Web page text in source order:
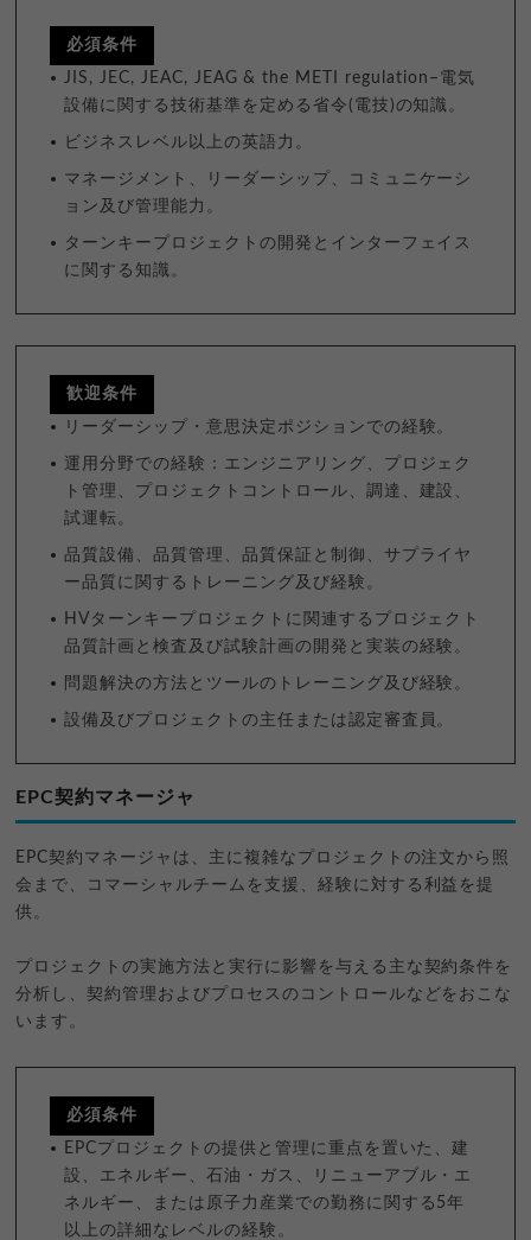
必須条件
JIS, JEC, JEAC, JEAG & the METI regulation–電気
設備に関する技術基準を定める省令(電技)の知識。
ビジネスレベル以上の英語力。
マネージメント、リーダーシップ、コミュニケーシ
ョン及び管理能力。
ターンキープロジェクトの開発とインターフェイス
に関する知識。
歓迎条件
リーダーシップ・意思決定ポジションでの経験。
運用分野での経験：エンジニアリング、プロジェク
ト管理、プロジェクトコントロール、調達、建設、
試運転。
品質設備、品質管理、品質保証と制御、サプライヤ
ー品質に関するトレーニング及び経験。
HVターンキープロジェクトに関連するプロジェクト
品質計画と検査及び試験計画の開発と実装の経験。
問題解決の方法とツールのトレーニング及び経験。
設備及びプロジェクトの主任または認定審査員。
EPC契約マネージャ
EPC契約マネージャは、主に複雑なプロジェクトの注文から照
会まで、コマーシャルチームを支援、経験に対する利益を提
供。
プロジェクトの実施方法と実行に影響を与える主な契約条件を
分析し、契約管理およびプロセスのコントロールなどをおこな
います。
必須条件
EPCプロジェクトの提供と管理に重点を置いた、建
設、エネルギー、石油・ガス、リニューアブル・エ
ネルギー、または原子力産業での勤務に関する5年
以上の詳細なレベルの経験。